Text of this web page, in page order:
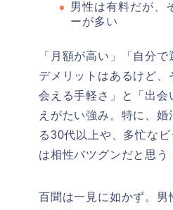
男性は有料だが、
ーが多い
「月額が高い」「自分
デメリットはあるけど、
会える手軽さ」と「出会
えがたい強み。特に、
る30代以上や、多忙な
は相性バツグンだと思う
百聞は一見に如かず。男